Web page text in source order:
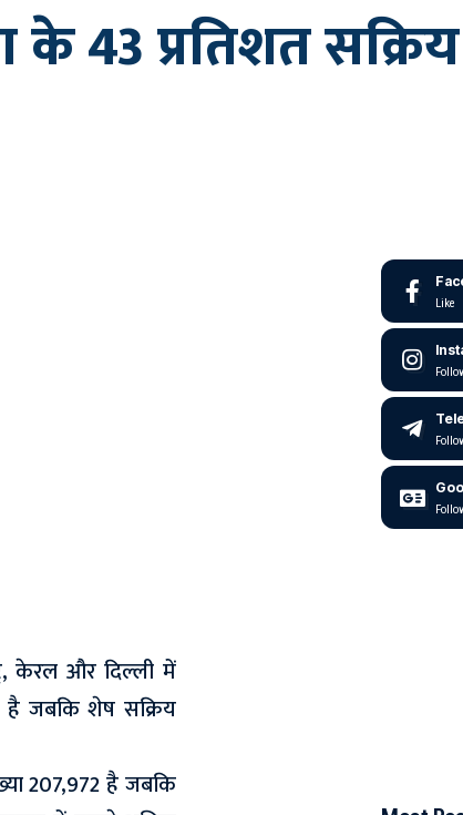
के 43 प्रतिशत
केरल और दिल्ली में
है जबकि शेष सक्रिय
207,972 है जबकि
Like